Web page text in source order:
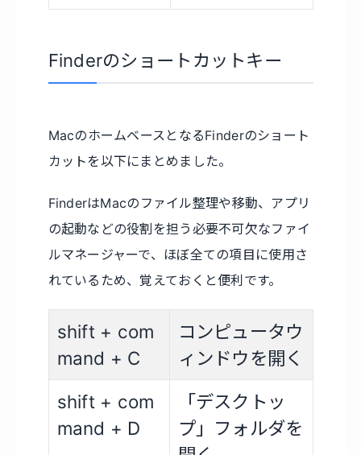
Finderのショートカットキー
MacのホームベースとなるFinderのショート
カットを以下にまとめました。
FinderはMacのファイル整理や移動、アプリ
の起動などの役割を担う必要不可欠なファイ
ルマネージャーで、ほぼ全ての項目に使用さ
れているため、覚えておくと便利です。
shift + com
mand + C
コンピュータウ
ィンドウを開く
shift + com
mand + D
「デスクトッ
プ」フォルダを